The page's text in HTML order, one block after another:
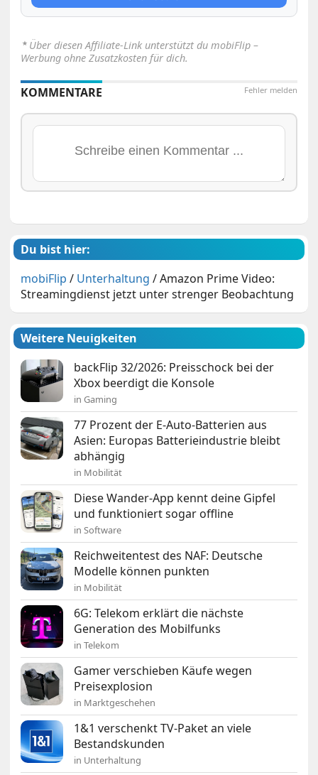
⋆ Über diesen Affiliate-Link unterstützt du mobiFlip –
Werbung ohne Zusatzkosten für dich.
Fehler melden
KOMMENTARE
Du bist hier:
mobiFlip / Unterhaltung /Amazon Prime Video:
Streamingdienst jetzt unter strenger Beobachtung
Weitere Neuigkeiten
backFlip 32/2026: Preisschock bei der
Xbox beerdigt die Konsole
in Gaming
77 Prozent der E-Auto-Batterien aus
Asien: Europas Batterieindustrie bleibt
abhängig
in Mobilität
Diese Wander-App kennt deine Gipfel
und funktioniert sogar offline
in Software
Reichweitentest des NAF: Deutsche
Modelle können punkten
in Mobilität
6G: Telekom erklärt die nächste
Generation des Mobilfunks
in Telekom
Gamer verschieben Käufe wegen
Preisexplosion
in Marktgeschehen
1&1 verschenkt TV-Paket an viele
Bestandskunden
in Unterhaltung